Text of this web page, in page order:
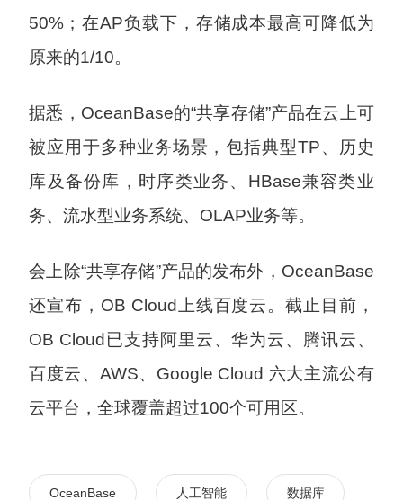
50%；在AP负载下，存储成本最高可降低为
原来的1/10。
据悉，OceanBase的“共享存储”产品在云上可
被应用于多种业务场景，包括典型TP、历史
库及备份库，时序类业务、HBase兼容类业
务、流水型业务系统、OLAP业务等。
会上除“共享存储”产品的发布外，OceanBase
还宣布，OB Cloud上线百度云。截止目前，
OB Cloud已支持阿里云、华为云、腾讯云、
百度云、AWS、Google Cloud 六大主流公有
云平台，全球覆盖超过100个可用区。
OceanBase 人工智能 数据库